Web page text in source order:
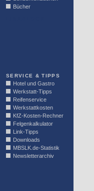
Bücher
SERVICE & TIPPS
Hotel und Gastro
Werkstatt-Tipps
Reifenservice
Werkstattkosten
KfZ-Kosten-Rechner
Felgenkalkulator
Link-Tipps
Downloads
MBSLK.de-Statistik
Newsletterarchiv